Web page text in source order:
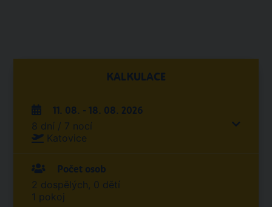
KALKULACE
11. 08. - 18. 08. 2026
8 dní / 7 nocí
Katovice
Počet osob
2 dospělých, 0 dětí
1 pokoj